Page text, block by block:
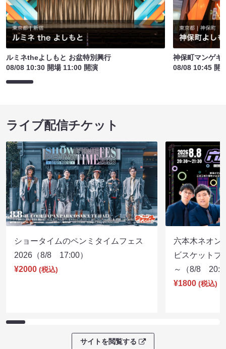
ルミネtheよしもと お盆特別興行
08/08 10:30 開場 11:00 開演
神保町マンゲキ
08/08 10:45 開
ライブ配信チケット
ショータイムのペンミタイムフェス
2026（8/8 17:00）
¥2000 (税込)
六本木ネオン
ビスケットブ
～（8/8
¥1800 (税込)
サイトを閲覧する